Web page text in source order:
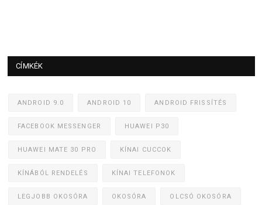
CÍMKÉK
ANDROID 9.0 ANDROID 10 ANDROID FRISSÍTÉS
FACEBOOK MESSENGER HUAWEI P30
HUAWEI MATE 30 PRO KÍNAI CUCCOK
KÍNÁBÓL RENDELÉS KÍNAI TELEFONOK
LEGJOBB OKOSÓRA OKOSÓRA OLCSÓ OKOSÓRA